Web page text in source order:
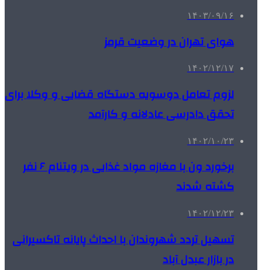
۱۴۰۳/۰۹/۱۶
هوای تهران در وضعیت قرمز
۱۴۰۲/۱۲/۱۷
لزوم تعامل دوسویه دستگاه قضایی و وکلا برای
تحقق دادرسی عادلانه و کارآمد
۱۴۰۲/۱۰/۲۳
برخورد ون با مغازه مواد غذایی در ویتنام ۶ نفر
کشته شدند
۱۴۰۲/۱۲/۲۳
تسهیل تردد شهروندان با احداث پایانه تاکسیرانی
در بازار عبدل آباد